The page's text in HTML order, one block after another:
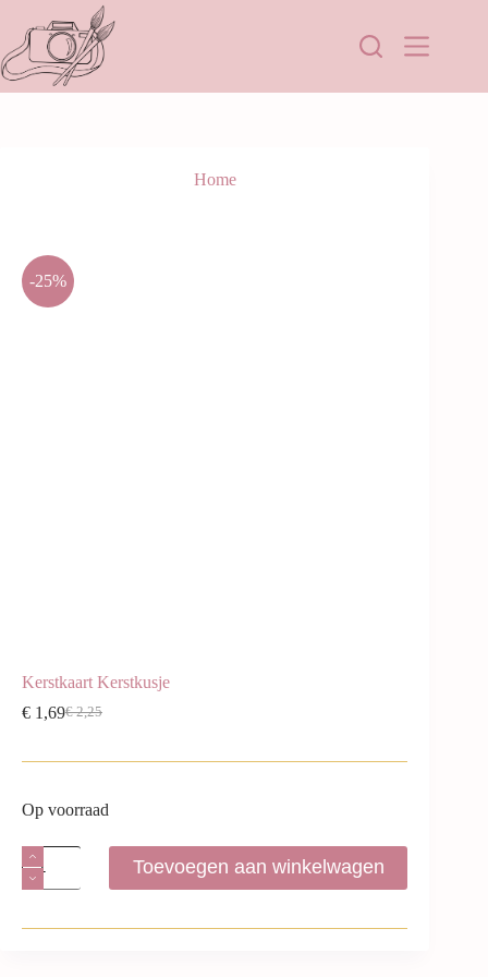
Home
-25%
Kerstkaart Kerstkusje
€2,25
€ 1,69
Op voorraad
Toevoegen aan winkelwagen